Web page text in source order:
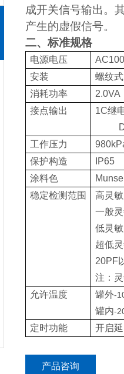
成开关信号输出。
产生的虚假信号。
二、标准规格
电源电压
安装
螺纹式
消耗功率
2.0VA
接点输出
1C继
工作压力
保护构造
IP65
涂料色
稳定检测范围
高灵
一般
低灵
超低
20PF
注：
允许温度
罐外-
罐内-
定时功能
开启
产品咨询